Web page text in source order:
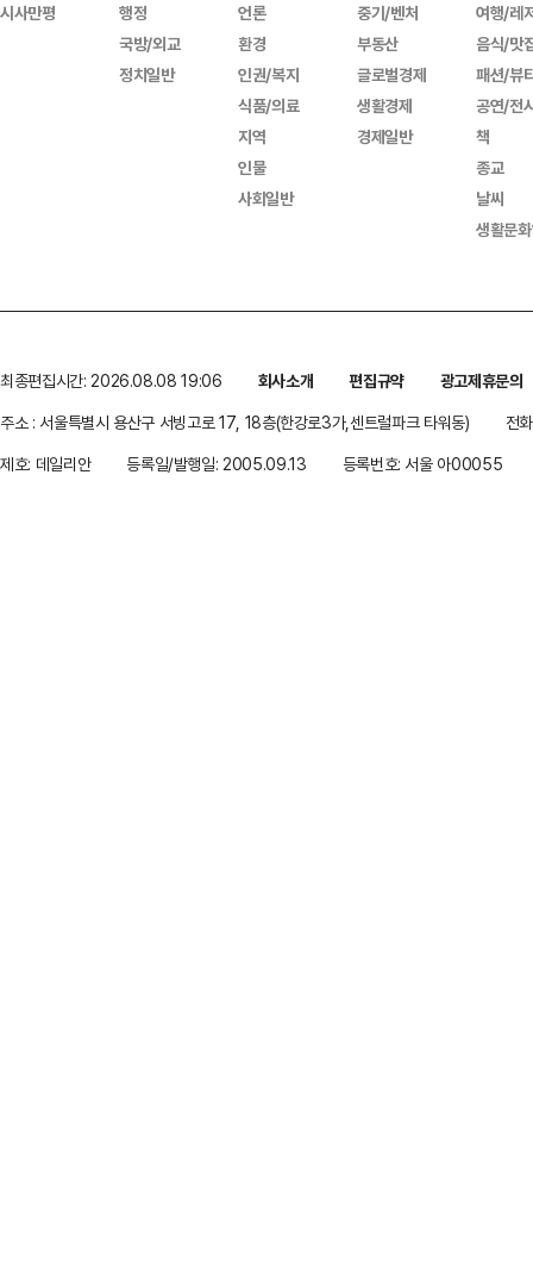
시사만평
행정
국방/외교
정치일반
언론
환경
인권/복지
식품/의료
지역
인물
사회일반
중기/벤처
부동산
글로벌경제
생활경제
경제일반
여행/레
음식/맛
패션/뷰
공연/전
책
종교
날씨
생활문
최종편집시간: 2026.08.08 19:06 회사소개 편집규약
광고제휴문의
주소 : 서울특별시 용산구 서빙고로 17, 18층(한강로3가,센트럴파크 타워동)
전
제호: 데일리안
등록일/발행일: 2005.09.13 등록번호: 서울 아00055